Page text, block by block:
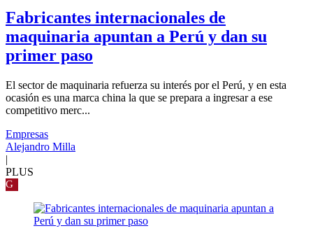
Fabricantes internacionales de
maquinaria apuntan a Perú y dan su
primer paso
El sector de maquinaria refuerza su interés por el Perú, y en esta
ocasión es una marca china la que se prepara a ingresar a ese
competitivo merc...
Empresas
Alejandro Milla
|
PLUS
G